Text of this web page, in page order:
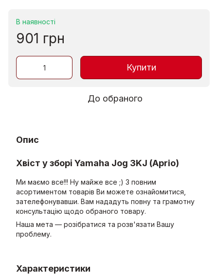
В наявності
901 грн
Купити
До обраного
Опис
Хвіст у зборі Yamaha Jog 3KJ (Aprio)
Ми маємо все!!! Ну майже все ;) З повним
асортиментом товарів Ви можете ознайомитися,
зателефонувавши. Вам нададуть повну та грамотну
консультацію щодо обраного товару.
Наша мета — розібратися та розв'язати Вашу
проблему.
Характеристики